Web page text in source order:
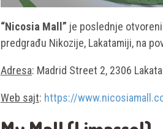
“Nicosia Mall” je poslednje
predgrađu Nikozije, Lakatamiji, na
Adresa: Madrid Street 2, 2306
Web sajt: https://